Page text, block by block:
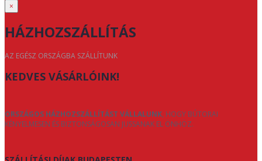
×
HÁZHOZSZÁLLÍTÁS
AZ EGÉSZ ORSZÁGBA SZÁLLÍTUNK
KEDVES VÁSÁRLÓINK!
ORSZÁGOS HÁZHOZSZÁLLÍTÁST VÁLLALUNK, HOGY BÚTORAI
KÉNYELMESEN ÉS BIZTONSÁGOSAN JUSSANAK EL ÖNHÖZ.